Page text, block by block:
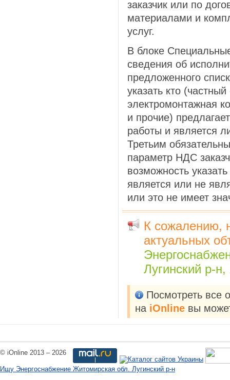
заказчик или по
материалами и
услуг.
В блоке
сведения об
предложенного
указать кто
электромонтажная
и прочие)
работы и является
Третьим
параметр НДС
возможность
является или не
или это не имеет
К сожалению,
актуальных
Лугинский р-
Посмотреть все
на iOnline вы
© iOnline 2013 – 2026
Ищу Энергоснабжение Житомирская обл. Лугинский р-н